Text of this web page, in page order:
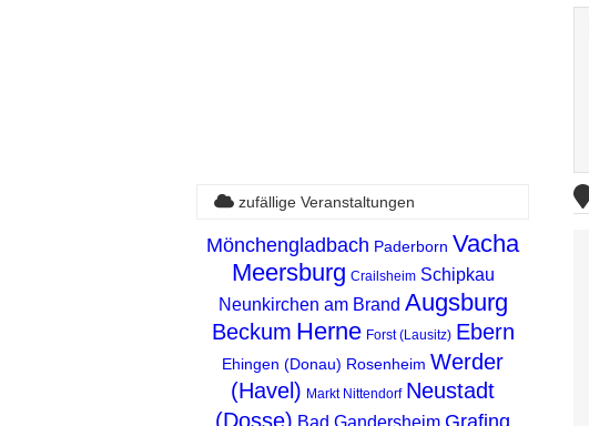
zufällige Veranstaltungen
Mönchengladbach Paderborn Vacha
Meersburg Crailsheim Schipkau
Neunkirchen am Brand Augsburg
Beckum Herne Forst (Lausitz) Ebern
Ehingen (Donau) Rosenheim Werder
(Havel) Markt Nittendorf Neustadt
(Dosse) Bad Gandersheim Grafing